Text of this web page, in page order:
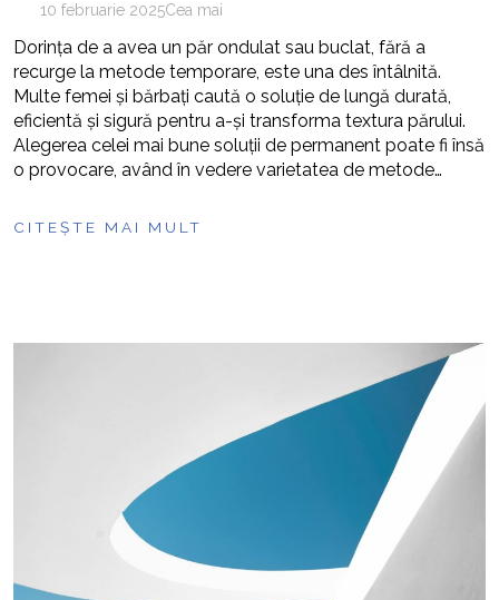
10 februarie 2025Cea mai
Dorința de a avea un păr ondulat sau buclat, fără a
recurge la metode temporare, este una des întâlnită.
Multe femei și bărbați caută o soluție de lungă durată,
eficientă și sigură pentru a-și transforma textura părului.
Alegerea celei mai bune soluții de permanent poate fi însă
o provocare, având în vedere varietatea de metode…
CITEȘTE MAI MULT